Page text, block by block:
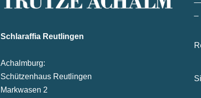
Schlaraffia Reutlingen
Achalmburg:
Schützenhaus Reutlingen
Markwasen 2